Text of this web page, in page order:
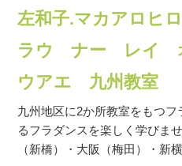
左和子.マカアロヒ
ラウ ナー レイ
ウアエ 九州教室
九州地区に2か所教室をもつ
るフラダンスを楽しく学びま
（新橋）・大阪（梅田）・新